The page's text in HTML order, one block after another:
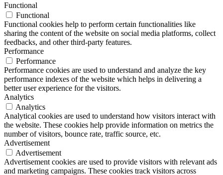
Functional
Functional
Functional cookies help to perform certain functionalities like
sharing the content of the website on social media platforms, collect
feedbacks, and other third-party features.
Performance
Performance
Performance cookies are used to understand and analyze the key
performance indexes of the website which helps in delivering a
better user experience for the visitors.
Analytics
Analytics
Analytical cookies are used to understand how visitors interact with
the website. These cookies help provide information on metrics the
number of visitors, bounce rate, traffic source, etc.
Advertisement
Advertisement
Advertisement cookies are used to provide visitors with relevant ads
and marketing campaigns. These cookies track visitors across